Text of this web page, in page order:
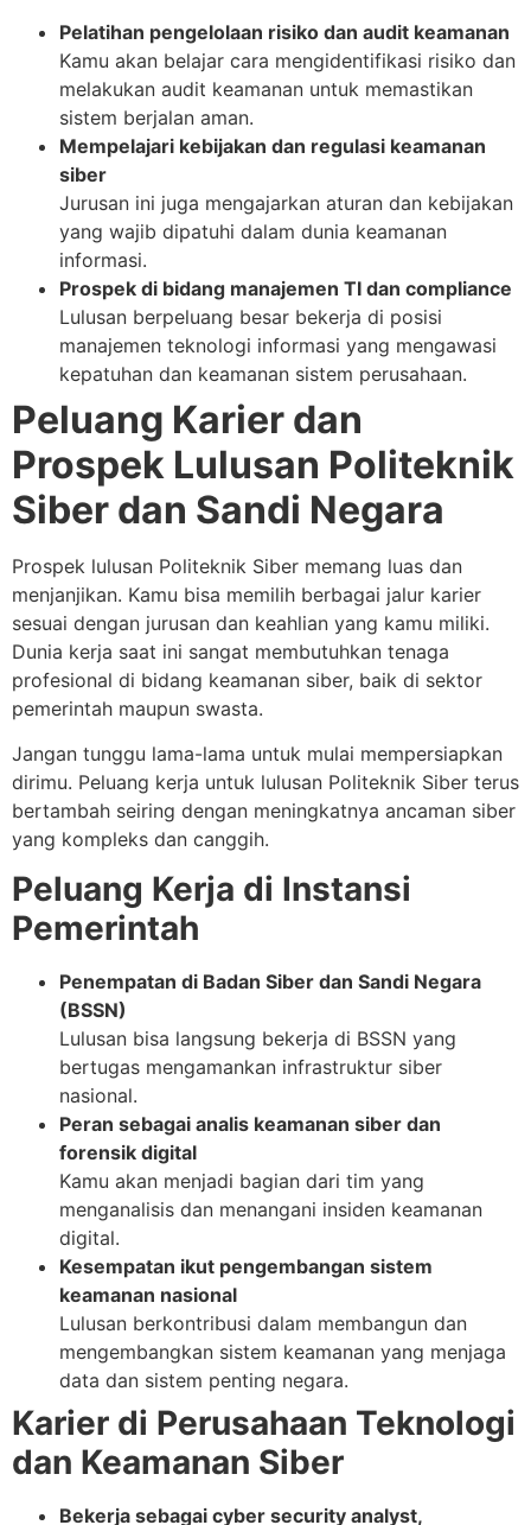
Pelatihan pengelolaan risiko dan audit keamanan
Kamu akan belajar cara mengidentifikasi risiko dan
melakukan audit keamanan untuk memastikan
sistem berjalan aman.
Mempelajari kebijakan dan regulasi keamanan
siber
Jurusan ini juga mengajarkan aturan dan kebijakan
yang wajib dipatuhi dalam dunia keamanan
informasi.
Prospek di bidang manajemen TI dan compliance
Lulusan berpeluang besar bekerja di posisi
manajemen teknologi informasi yang mengawasi
kepatuhan dan keamanan sistem perusahaan.
Peluang Karier dan
Prospek Lulusan Politeknik
Siber dan Sandi Negara
Prospek lulusan Politeknik Siber memang luas dan
menjanjikan. Kamu bisa memilih berbagai jalur karier
sesuai dengan jurusan dan keahlian yang kamu miliki.
Dunia kerja saat ini sangat membutuhkan tenaga
profesional di bidang keamanan siber, baik di sektor
pemerintah maupun swasta.
Jangan tunggu lama-lama untuk mulai mempersiapkan
dirimu. Peluang kerja untuk lulusan Politeknik Siber terus
bertambah seiring dengan meningkatnya ancaman siber
yang kompleks dan canggih.
Peluang Kerja di Instansi
Pemerintah
Penempatan di Badan Siber dan Sandi Negara
(BSSN)
Lulusan bisa langsung bekerja di BSSN yang
bertugas mengamankan infrastruktur siber
nasional.
Peran sebagai analis keamanan siber dan
forensik digital
Kamu akan menjadi bagian dari tim yang
menganalisis dan menangani insiden keamanan
digital.
Kesempatan ikut pengembangan sistem
keamanan nasional
Lulusan berkontribusi dalam membangun dan
mengembangkan sistem keamanan yang menjaga
data dan sistem penting negara.
Karier di Perusahaan Teknologi
dan Keamanan Siber
Bekerja sebagai cyber security analyst,